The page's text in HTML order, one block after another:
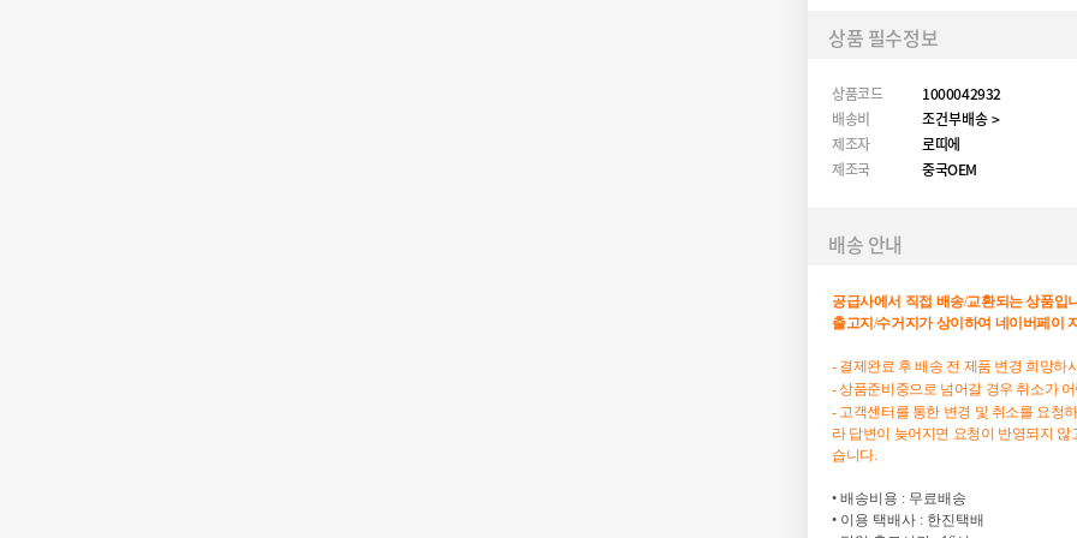
상품 필수정보
상품코드
1000042932
배송비
조건부배송 >
제조자
로띠에
제조국
중국OEM
배송 안내
공급사에서 직접 배송/교환되는상품입
출고지 /수거지가 상이하여 네이버페이
- 결제완료 후 배송 전 제품 변경 희망
- 상품준비중으로 넘어갈 경우 취소가
- 고객센터를 통한 변경 및 취소를 요청
라 답변이 늦어지면 요청이 반영되지
습니다.
• 배송비용 : 무료배송
• 이용 택배사 : 한진택배